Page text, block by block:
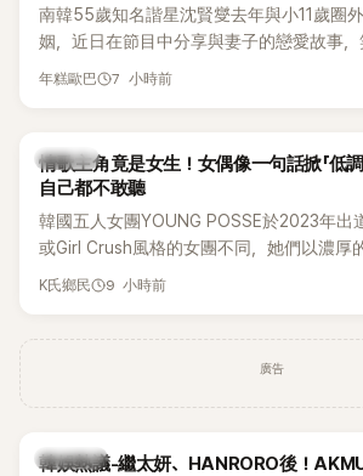
南韓55歲知名諧星沈賢燮去年與小11歲圈
姻，近日在節目中分享與妻子的戀愛故事，
受兩人世界，沒想到站在飯店門口時竟被路
年糕歐巴 7 小時前
K-POP
情歌主角竟是女生！女偶像一句話掀「低調
自己都不敢聽
韓國五人女團YOUNG POSSE於2023年出
或Girl Crush風格的女團不同，她們以濃厚
創Rap及成員親自參與創作為特色，MV也
K氏鄉民 9 小時前
廣告
熱議討論
韓娛熱議-繼太妍、HANRORO後！